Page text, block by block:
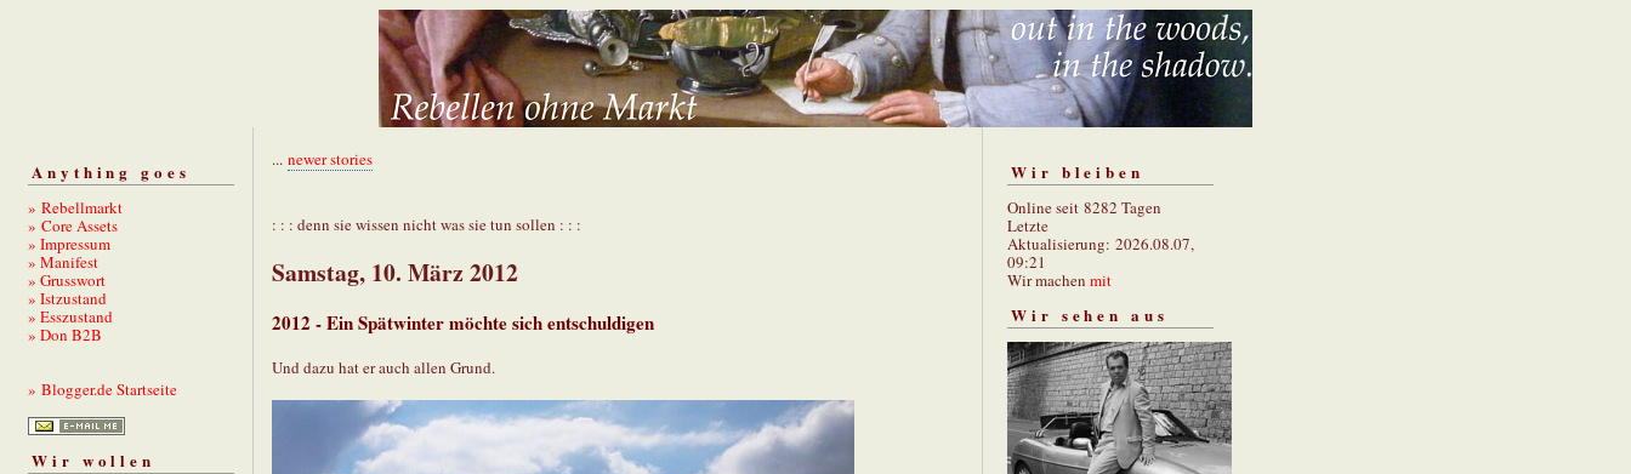
Anything goes
» Rebellmarkt
» Core Assets
» Impressum
» Manifest
» Grusswort
» Istzustand
» Esszustand
» Don B2B
» Blogger.de Startseite
Wir wollen
... newer stories
: : : denn sie wissen nicht was sie tun sollen : : :
Samstag, 10. März 2012
2012 - Ein Spätwinter möchte sich entschuldigen
Und dazu hat er auch allen Grund.
Wir bleiben
Online seit 8282 Tagen
Letzte
Aktualisierung: 2026.08.07,
09:21
Wir machen mit
Wir sehen aus